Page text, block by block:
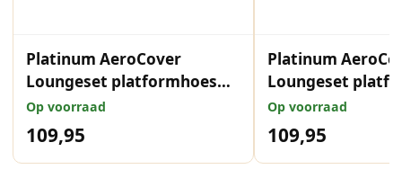
Platinum AeroCover
Loungeset platformhoes
275x275x90xH30/45/70
Op voorraad
109,95
Platinum
Loungeset
rechts
Op voorraad
109,95